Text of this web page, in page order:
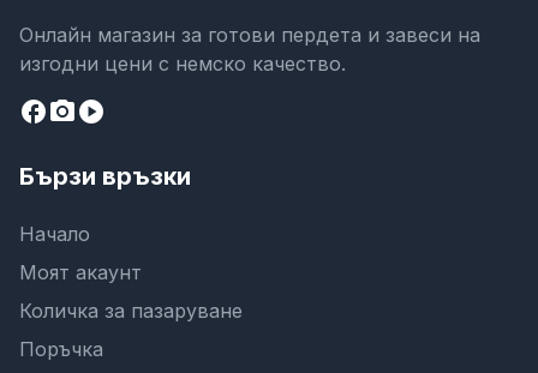
Онлайн магазин за готови пердета и завеси на
изгодни цени с немско качество.
facebookcamera_altplay_circle
Бързи връзки
Начало
Моят акаунт
Количка за пазаруване
Поръчка